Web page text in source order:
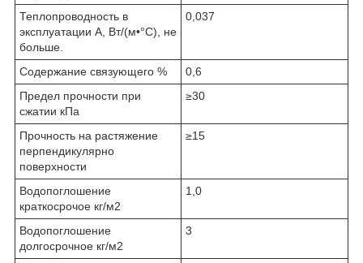
Теплопроводность в
эксплуатации А, Вт/(м•°C), не
больше.
0,037
Содержание связующего %
0,6
Предел прочности при
сжатии кПа
≥30
Прочность на растяжение
перпендикулярно
поверхности
≥15
Водопоглошение
краткосрочое кг/м2
1,0
Водопоглошение
долгосрочное кг/м2
3